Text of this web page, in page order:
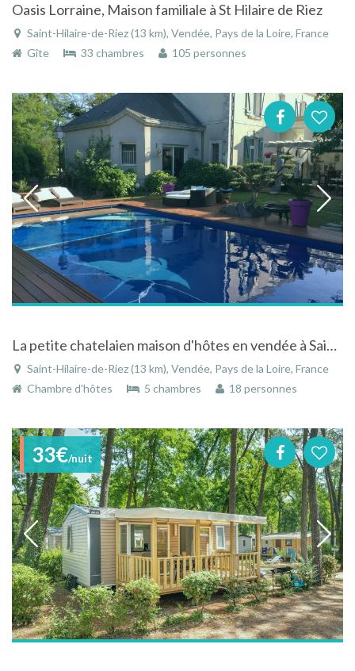
Oasis Lorraine, Maison familiale à St Hilaire de Riez
Saint-Hilaire-de-Riez (13 km), Vendée, Pays de la Loire, France
Gîte
33 chambres 105 personnes
La petite chatelaien maison d'hôtes en vendée à Saint Hilaire de Riez avec piscine et jacuzzi
Saint-Hilaire-de-Riez (13 km), Vendée, Pays de la Loire, France
Chambre d'hôtes
5 chambres 18 personnes
33€/nuit